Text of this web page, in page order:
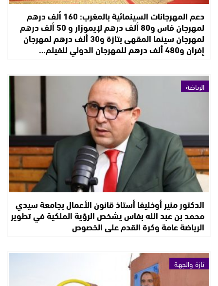
دعم المهرجانات السينمائية بالمغرب: 160 ألف درهم
لمهرجان فاس و80 ألف درهم لإيموزار و 50 ألف درهم
لمهرجان سينما المقهى بتازة و30 ألف درهم لمهرجان
إفران و480 ألف درهم للمهرجان الدولي للفيلم…
الرياضة
الدكتور منير أوخليفا أستاذ قانون الأعمال بجامعة سيدي
محمد بن عبد الله بفاس يشخص الرؤية الملكية في تطوير
الرياضة عامة وكرة القدم على الخصوص
تازة والجهة